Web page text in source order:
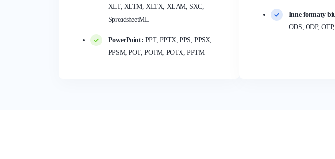
XLT, XLTM, XLTX, XLAM, SXC,
SpreadsheetML
PowerPoint: PPT, PPTX, PPS, PPSX,
PPSM, POT, POTM, POTX, PPTM
Inne formaty
ODS, ODP,